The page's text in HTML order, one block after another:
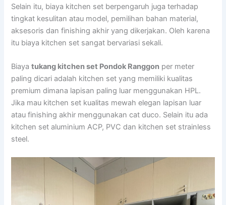
Selain itu, biaya kitchen set berpengaruh juga terhadap
tingkat kesulitan atau model, pemilihan bahan material,
aksesoris dan finishing akhir yang dikerjakan. Oleh karena
itu biaya kitchen set sangat bervariasi sekali.
Biayatukang kitchen set Pondok Ranggon per meter
paling dicari adalah kitchen set yang memiliki kualitas
premium dimana lapisan paling luar menggunakan HPL.
Jika mau kitchen set kualitas mewah elegan lapisan luar
atau finishing akhir menggunakan cat duco. Selain itu ada
kitchen set aluminium ACP, PVC dan kitchen set strainless
steel.